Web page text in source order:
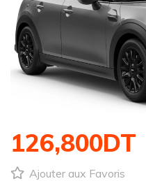
126,800DT
Ajouter aux Favoris